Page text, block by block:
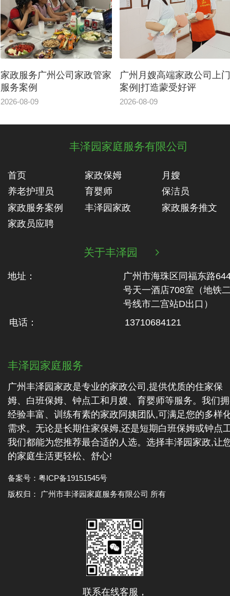
广州月嫂高端家政公司上门
案例|打造蒙受好评
2026-08-09
白云区请个可靠家政公司家
政小时工服务案例
2026-08-08
丰泽园家庭服务有限公司
首页 家政保姆
月嫂
养老护理员
育婴师
保洁员
家政服务案例
丰泽园家政
家政服务推文
家政员应聘
关于丰泽园 
地址：
广州市海珠区同福东路
号天一酒店708室（地铁‬
号线市二‬宫站D出口）
电话：
13710684121
丰泽园家庭服务
广州丰泽园家政是专业的家政公司,提供优质的住家保
姆、白班保姆、钟点工和月嫂、育婴师等服务。我们
经验丰富、训练有素的家政阿姨团队,可满足您的多样
需求。无论是长期住家保姆,还是短期白班保姆或钟点
我们都能为您推荐最合适的人选。选择丰泽园家政,让
的家庭生活更轻松、舒心!
备案号： 粤ICP备19151545号
版权归： 广州市丰泽园家庭服务有限公司 所有
联系在线客服，